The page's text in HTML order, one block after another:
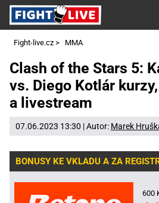
Fight-live.cz > MMA
Clash of the Stars 5:
vs. Diego Kotlár
a livestream
07.06.2023 13:30 | Autor: Marek
BONUSY KE VKLADU A ZA
600